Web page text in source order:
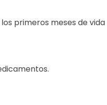
primeros meses de vida